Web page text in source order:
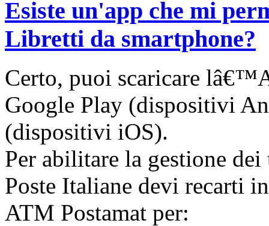
Esiste un'app che mi
Libretti da smartphone?
Certo, puoi scaricare lâ€™
Google Play (dispositivi
(dispositivi iOS).
Per abilitare la gestione
Poste Italiane devi recarti
ATM Postamat per: